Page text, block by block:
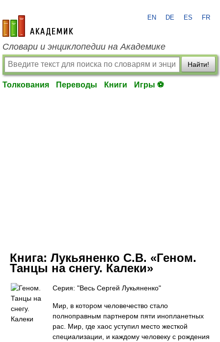
academic.ru
EN DE ES FR
Словари и энциклопедии на Академике
Найти!
Толкования Переводы Книги Игры ⚽
Книга: Лукьяненко С.В. «Геном.
Танцы на снегу. Калеки»
Серия: "Весь Сергей Лукьяненко"
Мир, в котором человечество стало
полноправным партнером пяти инопланетных
рас. Мир, где хаос уступил место жесткой
специализации, и каждому человеку с рождения